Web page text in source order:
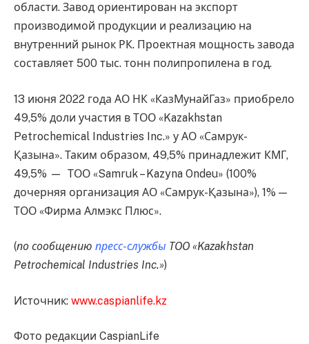
области. Завод ориентирован на экспорт
производимой продукции и реализацию на
внутренний рынок РК. Проектная мощность завода
составляет 500 тыс. тонн полипропилена в год.
13 июня 2022 года АО НК «КазМунайГаз» приобрело
49,5% доли участия в ТОО «Kazakhstan
Petrochemical Industries Inc.» у АО «Самрук-
Қазына». Таким образом, 49,5% принадлежит КМГ,
49,5% — ТОО «Samruk – Kazyna Ondeu» (100%
дочерняя организация АО «Самрук-Қазына»), 1% —
ТОО «Фирма Алмэкс Плюс».
(по сообщению пресс-службы ТОО «Kazakhstan
Petrochemical Industries Inc.»)
Источник: www.caspianlife.kz
Фото редакции CaspianLife